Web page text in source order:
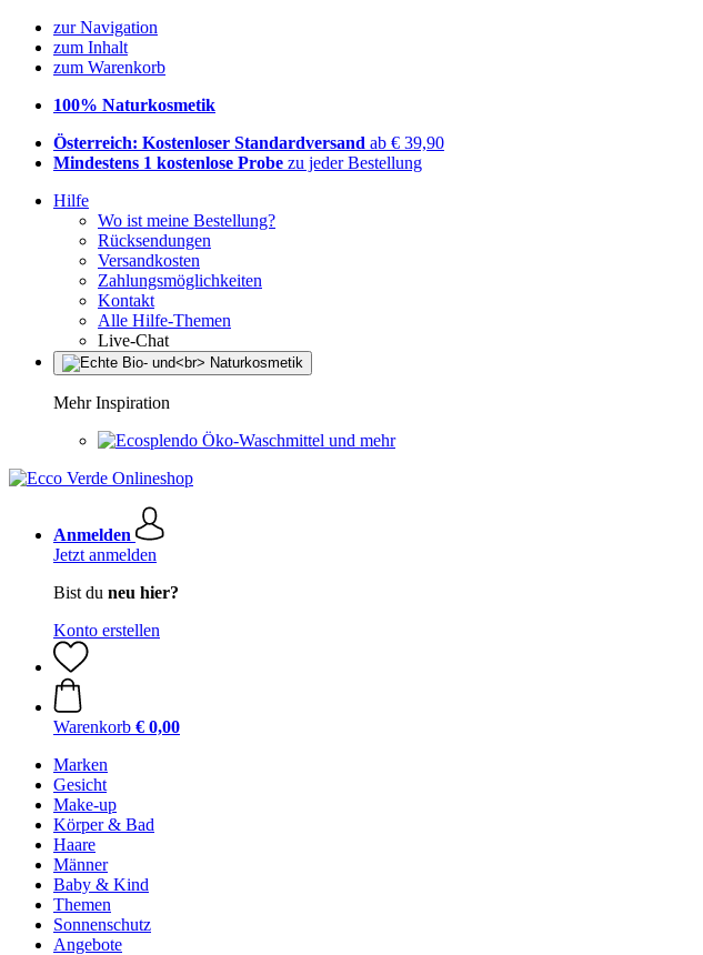
zur Navigation
zum Inhalt
zum Warenkorb
100% Naturkosmetik
Österreich: Kostenloser Standardversand ab € 39,90
Mindestens 1 kostenlose Probe zu jeder Bestellung
Hilfe
Wo ist meine Bestellung?
Rücksendungen
Versandkosten
Zahlungsmöglichkeiten
Kontakt
Alle Hilfe-Themen
Live-Chat
Mehr Inspiration
Öko-Waschmittel und mehr
Anmelden
Jetzt anmelden
Bist du neu hier?
Konto erstellen
Warenkorb € 0,00
Marken
Gesicht
Make-up
Körper & Bad
Haare
Männer
Baby & Kind
Themen
Sonnenschutz
Angebote